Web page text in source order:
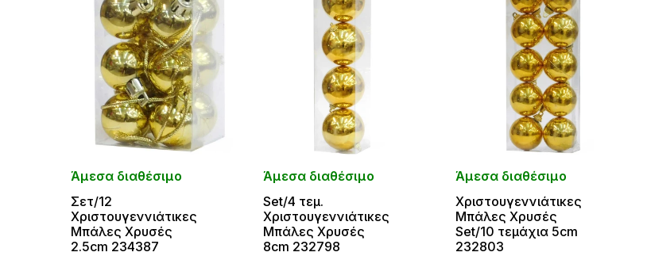
Άμεσα διαθέσιμο
Σετ/12
Χριστουγεννιάτικες
Μπάλες Χρυσές
2.5cm 234387
Άμεσα διαθέσιμο
Set/4 τεμ.
Χριστουγεννιάτικες
Μπάλες Χρυσές
8cm 232798
Άμεσα διαθέσιμο
Χριστουγεννιάτικες
Μπάλες Χρυσές
Set/10 τεμάχια 5cm
232803